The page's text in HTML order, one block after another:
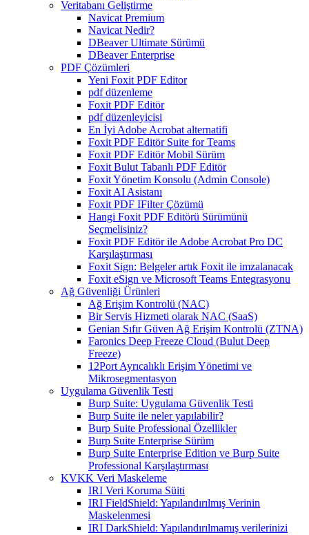
Veritabanı Geliştirme
Navicat Premium
Navicat Nedir?
DBeaver Ultimate Sürümü
DBeaver Enterprise
PDF Çözümleri
Yeni Foxit PDF Editor
pdf düzenleme
Foxit PDF Editör
pdf düzenleyicisi
En İyi Adobe Acrobat alternatifi
Foxit PDF Editör Suite for Teams
Foxit PDF Editör Mobil Sürüm
Foxit Bulut Tabanlı PDF Editör
Foxit Yönetim Konsolu (Admin Console)
Foxit AI Asistanı
Foxit PDF IFilter Çözümü
Hangi Foxit PDF Editörü Sürümünü
Seçmelisiniz?
Foxit PDF Editör ile Adobe Acrobat Pro DC
Karşılaştırması
Foxit Sign: Belgeler artık Foxit ile imzalanacak
Foxit eSign ve Microsoft Teams Entegrasyonu
Ağ Güvenliği Ürünleri
Ağ Erişim Kontrolü (NAC)
Bir Servis Hizmeti olarak NAC (SaaS)
Genian Sıfır Güven Ağ Erişim Kontrolü (ZTNA)
Faronics Deep Freeze Cloud (Bulut Deep
Freeze)
12Port Ayrıcalıklı Erişim Yönetimi ve
Mikrosegmentasyon
Uygulama Güvenlik Testi
Burp Suite: Uygulama Güvenlik Testi
Burp Suite ile neler yapılabilir?
Burp Suite Professional Özellikler
Burp Suite Enterprise Sürüm
Burp Suite Enterprise Edition ve Burp Suite
Professional Karşılaştırması
KVKK Veri Maskeleme
IRI Veri Koruma Süiti
IRI FieldShield: Yapılandırılmış Verinin
Maskelenmesi
IRI DarkShield: Yapılandırılmamış verilerinizi